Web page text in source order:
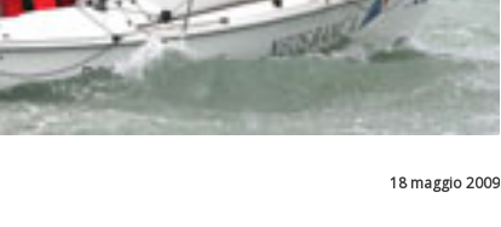
18 maggio 2009